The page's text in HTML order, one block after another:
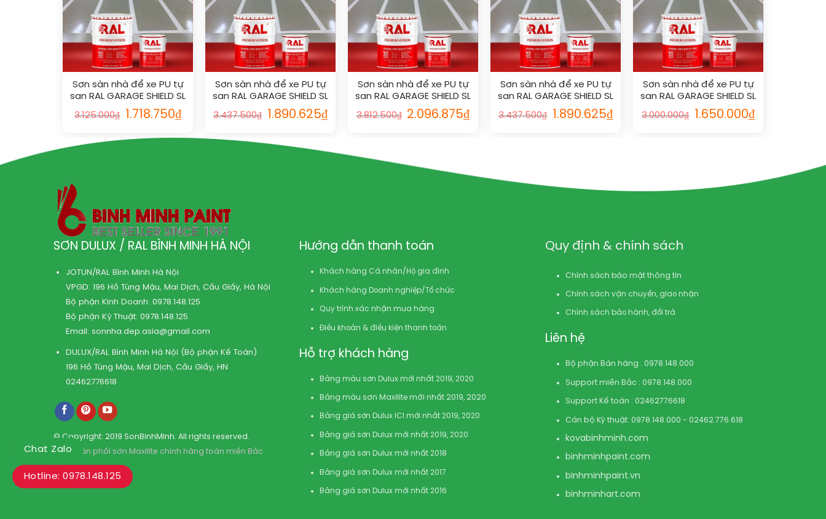
Sơn sàn nhà để xe PU tự
san RAL GARAGE SHIELD SL
1034
3.125.000₫ 1.718.750₫
Sơn sàn nhà để xe PU tự
san RAL GARAGE SHIELD SL
1012
3.437.500₫ 1.890.625₫
Sơn sàn nhà để xe PU tự
san RAL GARAGE SHIELD SL
1033
3.812.500₫ 2.096.875₫
Sơn sàn nhà để xe PU tự
san RAL GARAGE SHIELD SL
1004
3.437.500₫ 1.890.625₫
Sơn sàn nhà để xe PU tự
san RAL GARAGE SHIELD SL
1019
3.000.000₫ 1.650.000₫
SƠN DULUX / RAL BÌNH MINH HÀ NỘI
JOTUN/RAL Bình Minh Hà Nội
VPGD: 196 Hồ Tùng Mậu, Mai Dịch, Cầu Giấy, Hà Nội
Bộ phận Kinh Doanh:0978.148.125
Bộ phận Kỹ Thuật:0978.148.125
Email: sonnha.dep.asia@gmail.com
DULUX/RAL Bình Minh Hà Nội (Bộ phận Kế Toán)
196 Hồ Tùng Mậu, Mai Dịch, Cầu Giấy, HN
02462776618
© Copyright: 2019 SonBinhMinh. All rights reserved.
Kho phân phối sơn Maxilite chính hãng toàn miền Bắc
Hướng dẫn thanh toán
Khách hàng Cá nhân/Hộ gia đình
Khách hàng Doanh nghiệp/Tổ chức
Quy trình xác nhận mua hàng
Điều khoản & điều kiện thanh toán
Hỗ trợ khách hàng
Bảng màu sơn Dulux mới nhất 2019, 2020
Bảng màu sơn Maxilite mới nhất 2019, 2020
Bảng giá sơn Dulux ICI mới nhất 2019, 2020
Bảng giá sơn Dulux mới nhất 2019, 2020
Bảng giá sơn Dulux mới nhất 2018
Bảng giá sơn Dulux mới nhất 2017
Bảng giá sơn Dulux mới nhất 2016
Quy định & chính sách
Chính sách bảo mật thông tin
Chính sách vận chuyển, giao nhận
Chính sách bảo hành, đổi trả
Liên hệ
Bộ phận Bán hàng : 0978.148.000
Support miền Bắc : 0978.148.000
Support Kế toán : 02462776618
Cán bộ Kỹ thuật: 0978.148.000 - 02462.776.618
kovabinhminh.com
binhminhpaint.com
binhminhpaint.vn
binhminhart.com
Chat Zalo
Hotline: 0978.148.125